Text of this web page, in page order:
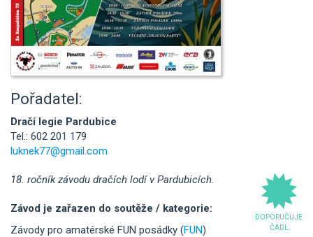
Pořadatel:
Dračí legie Pardubice
Tel.: 602 201 179
luknek77@gmail.com
DOPORUČUJE
ČADL
18. ročník závodu dračích lodí v Pardubicích.
Závod je zařazen do soutěže / kategorie:
Závody pro amatérské FUN posádky (FUN)